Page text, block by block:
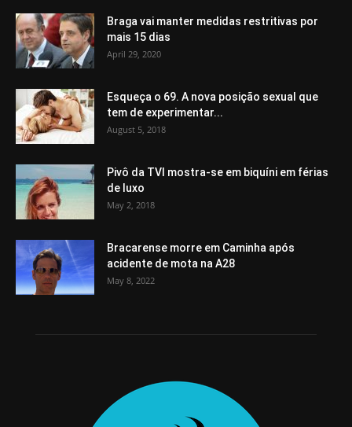
Braga vai manter medidas restritivas por
mais 15 dias
April 29, 2020
Esqueça o 69. A nova posição sexual que
tem de experimentar...
August 5, 2018
Pivô da TVI mostra-se em biquíni em férias
de luxo
May 2, 2018
Bracarense morre em Caminha após
acidente de mota na A28
May 8, 2022